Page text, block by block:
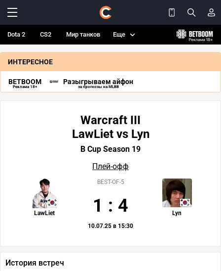
Dota 2 CS2 Мир танков Еще
ИНТЕРЕСНОЕ
BETBOOM
Реклама 18+
Разыгрываем айфон
за прогнозы на MLBB
Warcraft III
LawLiet vs Lyn
B Cup Season 19
Плей-офф
LawLiet Lyn
BEST-OF-5
1 : 4
10.07.25 в 15:30
История встреч